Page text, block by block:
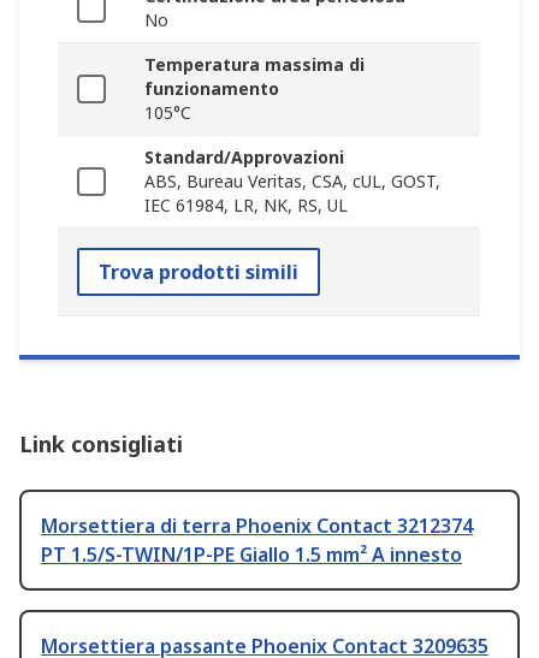
No
Temperatura massima di
funzionamento
105°C
Standard/Approvazioni
ABS, Bureau Veritas, CSA, cUL, GOST,
IEC 61984, LR, NK, RS, UL
Trova prodotti simili
Link consigliati
Morsettiera di terra Phoenix Contact 3212374
PT 1.5/S-TWIN/1P-PE Giallo 1.5 mm² A innesto
Morsettiera passante Phoenix Contact 3209635